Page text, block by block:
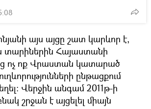
այս այցը շատ կարևոր է,
տարիներին Հայաստանի
ոչ ոք Վրաստան կատարած
ընթացքում
Վերջին անգամ 2011թ-ի
շրջան է այցելել միայն